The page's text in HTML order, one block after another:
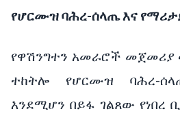
የሆርሙዝ ባሕረ-ሰላጤ እና
የዋሽንግተን አመራሮች መጀመሪያ
ተከትሎ የሆርሙዝ ባሕረ-
እንደሚሆን በይፋ ገልጸው የነበረ